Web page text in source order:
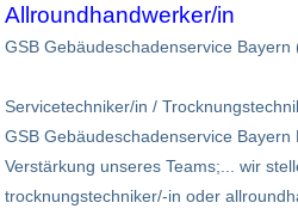
Allroundhandwerker/in
GSB Gebäudeschadenservice Bayern
Servicetechniker/in /
GSB Gebäudeschadenservice
Verstärkung unseres Teams;... wir
trocknungstechniker/-in oder